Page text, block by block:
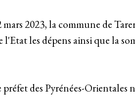
2023, la commune de
l'Etat les dépens ainsi que la
des Pyrénées-Orientales